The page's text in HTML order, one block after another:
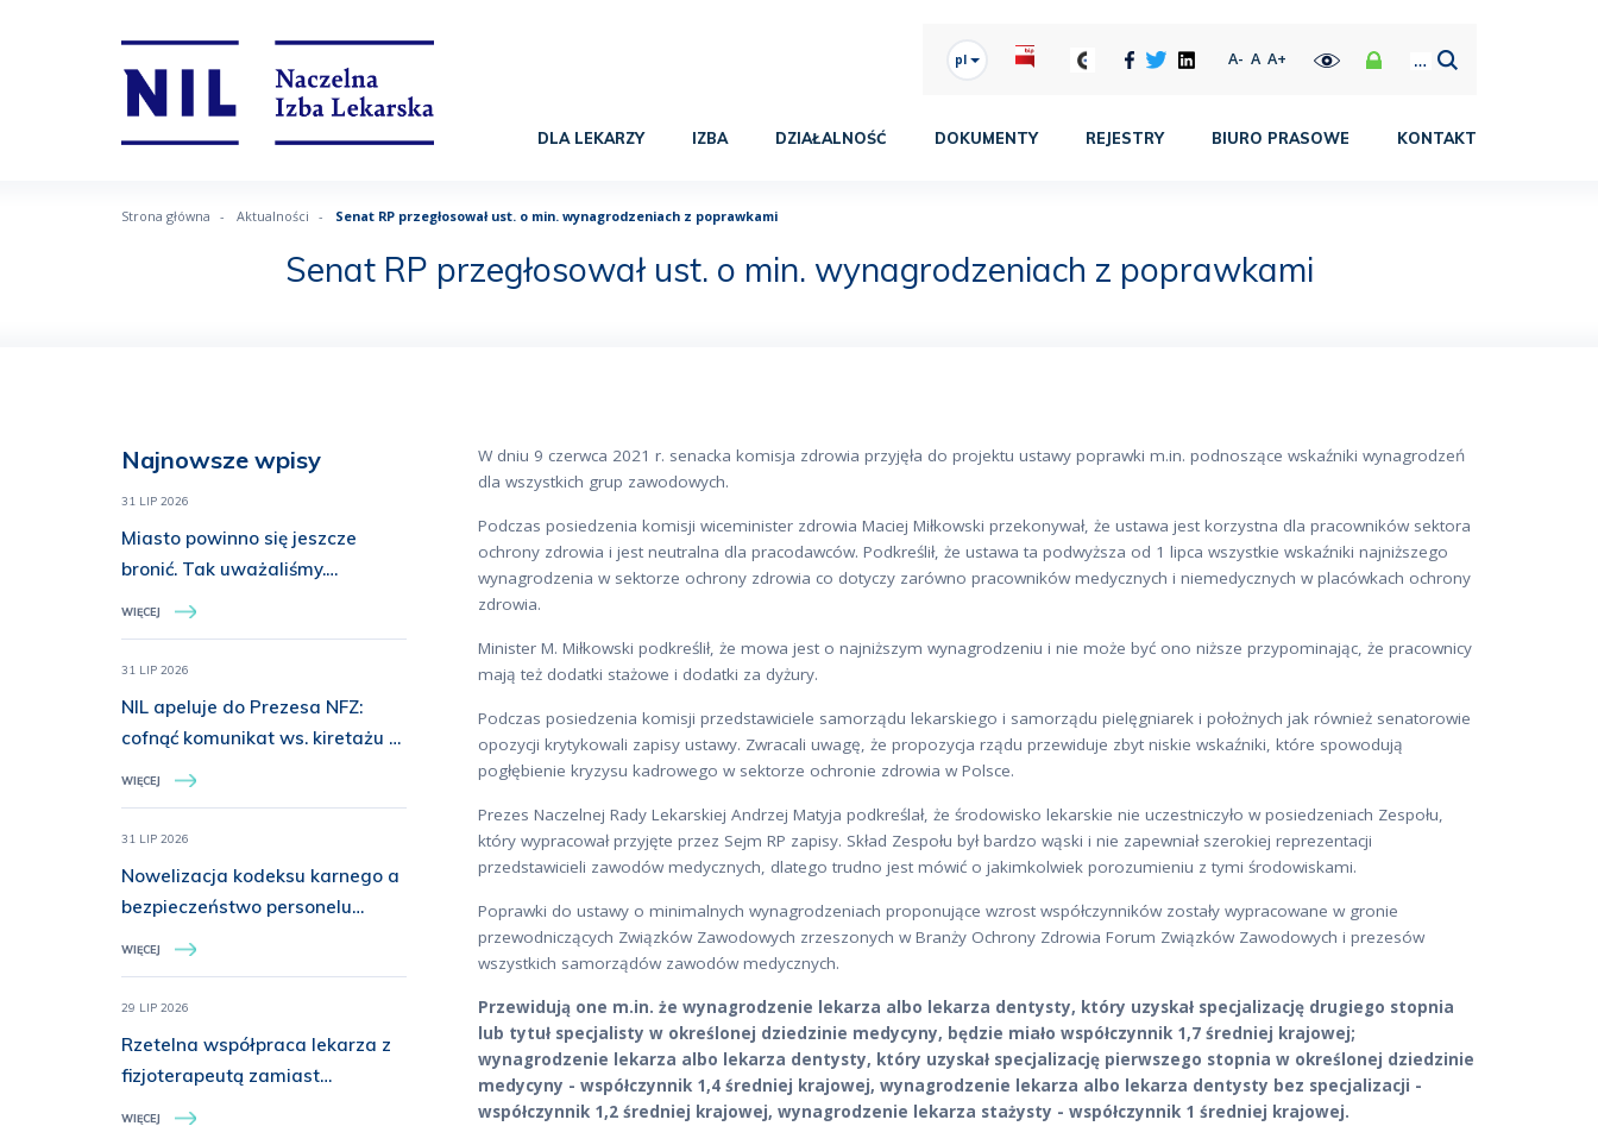
pl A- A A+
DLA LEKARZY IZBA DZIAŁALNOŚĆ DOKUMENTY REJESTRY BIURO PRASOWE KONTAKT
Strona główna Aktualności Senat RP przegłosował ust. o min. wynagrodzeniach z poprawkami
Senat RP przegłosował ust. o min. wynagrodzeniach z poprawkami
Najnowsze wpisy
31 LIP 2026
Miasto powinno się jeszcze
bronić. Tak uważaliśmy.
Wspomnienie dr Haliny
Batalionu „Miotła”
WIĘCEJ
31 LIP 2026
NIL apeluje do Prezesa NFZ:
cofnąć komunikat ws. kiretażu u
dzieci do 15. roku życia
WIĘCEJ
31 LIP 2026
Nowelizacja kodeksu karnego a
bezpieczeństwo personelu
medycznego. Prezydium NRL o
ochrony prawnej
WIĘCEJ
29 LIP 2026
Rzetelna współpraca lekarza z
fizjoterapeutą zamiast
zastępowania oceny lekarskiej.
WIĘCEJ
W dniu 9 czerwca 2021 r. senacka komisja zdrowia przyjęła do projektu ustawy poprawki m.in. podnoszące wskaźniki wynagrodzeń
dla wszystkich grup zawodowych.
Podczas posiedzenia komisji wiceminister zdrowia Maciej Miłkowski przekonywał, że ustawa jest korzystna dla pracowników sektora
ochrony zdrowia i jest neutralna dla pracodawców. Podkreślił, że ustawa ta podwyższa od 1 lipca wszystkie wskaźniki najniższego
wynagrodzenia w sektorze ochrony zdrowia co dotyczy zarówno pracowników medycznych i niemedycznych w placówkach ochrony
zdrowia.
Minister M. Miłkowski podkreślił, że mowa jest o najniższym wynagrodzeniu i nie może być ono niższe przypominając, że pracownicy
mają też dodatki stażowe i dodatki za dyżury.
Podczas posiedzenia komisji przedstawiciele samorządu lekarskiego i samorządu pielęgniarek i położnych jak również senatorowie
opozycji krytykowali zapisy ustawy. Zwracali uwagę, że propozycja rządu przewiduje zbyt niskie wskaźniki, które spowodują
pogłębienie kryzysu kadrowego w sektorze ochronie zdrowia w Polsce.
Prezes Naczelnej Rady Lekarskiej Andrzej Matyja podkreślał, że środowisko lekarskie nie uczestniczyło w posiedzeniach Zespołu,
który wypracował przyjęte przez Sejm RP zapisy. Skład Zespołu był bardzo wąski i nie zapewniał szerokiej reprezentacji
przedstawicieli zawodów medycznych, dlatego trudno jest mówić o jakimkolwiek porozumieniu z tymi środowiskami.
Poprawki do ustawy o minimalnych wynagrodzeniach proponujące wzrost współczynników zostały wypracowane w gronie
przewodniczących Związków Zawodowych zrzeszonych w Branży Ochrony Zdrowia Forum Związków Zawodowych i prezesów
wszystkich samorządów zawodów medycznych.
Przewidują one m.in. że wynagrodzenie lekarza albo lekarza dentysty, który uzyskał specjalizację drugiego stopnia
lub tytuł specjalisty w określonej dziedzinie medycyny, będzie miało współczynnik 1,7 średniej krajowej;
wynagrodzenie lekarza albo lekarza dentysty, który uzyskał specjalizację pierwszego stopnia w określonej dziedzinie
medycyny - współczynnik 1,4 średniej krajowej, wynagrodzenie lekarza albo lekarza dentysty bez specjalizacji -
współczynnik 1,2 średniej krajowej, wynagrodzenie lekarza stażysty - współczynnik 1 średniej krajowej.